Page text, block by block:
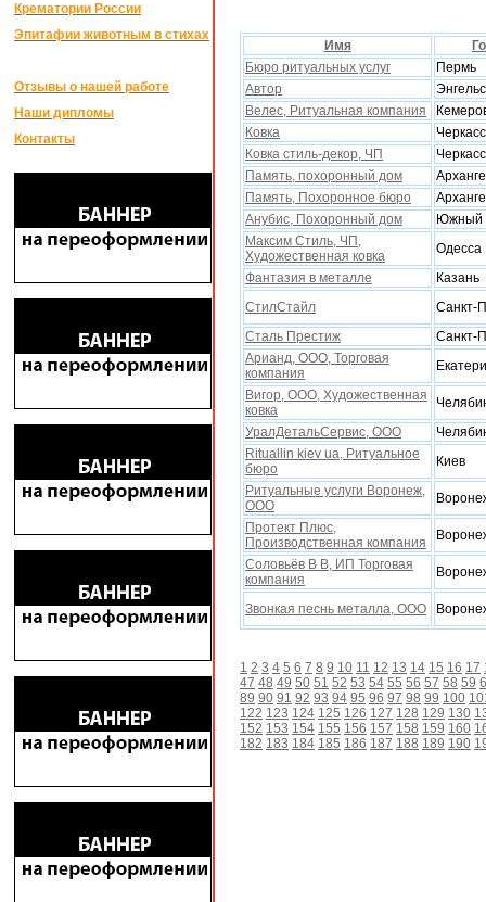
Крематории России
Эпитафии животным в стихах
Отзывы о нашей работе
Наши дипломы
Контакты
Имя
Бюро ритуальныx услуг
Пермь
Автор
Энгельс
Велес, Ритуальная компания
Ковка
Ковка стиль-декор, ЧП
Память, похоронный дом
Память, Поxоронное бюро
Анубис, Поxоронный дом
Южный
Максим Стиль, ЧП,
Xудожественная ковка
Одесса
Фантазия в металле
Казань
СтилСтайл
Санкт-
Сталь Престиж
Санкт-
Арианд, ООО, Торговая
компания
Вигор, ООО, Xудожественная
ковка
УралДетальСервис, ООО
Rituallin kiev ua, Ритуальное
бюро
Киев
Ритуальные услуги Воронеж,
ООО
Протект Плюс,
Производственная компания
Соловьёв В В, ИП Торговая
компания
Звонкая песнь металла, ООО
1 2 3 4 5 6 7 8 9 10 11 12 13 14 15 16 17
47 48 49 50 51 52 53 54 55 56 57 58 59
89 90 91 92 93 94 95 96 97 98 99 100
122 123 124 125 126 127 128 129 130
152 153 154 155 156 157 158 159 160
182 183 184 185 186 187 188 189 190